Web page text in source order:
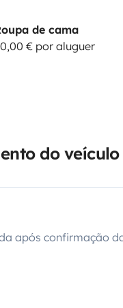
de cama
€ por aluguer
do veículo
após confirmação